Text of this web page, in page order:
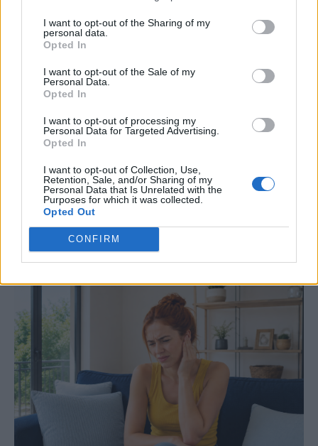
I want to opt-out of the Sharing of my
personal data.
Opted In
I want to opt-out of the Sale of my
Personal Data.
Opted In
I want to opt-out of processing my
Personal Data for Targeted Advertising.
Opted In
I want to opt-out of Collection, Use,
Retention, Sale, and/or Sharing of my
Personal Data that Is Unrelated with the
Purposes for which it was collected.
Opted Out
CONFIRM
Νέα εποχή στη θεραπεία του
μεταστατικού τριπλά αρνητικού
καρκίνου του μαστού
Η έγκριση νέας θεραπείας από τον FDA ανοίγει
τον δρόμο για πιο στοχευμένη και
εξατομικευμένη αντιμετώπιση μιας από τις πιο
επιθετικές μορφές καρκίνου του μαστού.